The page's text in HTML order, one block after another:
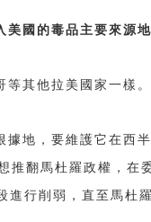
國的毒品主要來源
其他拉美國家一樣
地，要維護它在西
推翻馬杜羅政權，在
進行削弱，直至馬杜